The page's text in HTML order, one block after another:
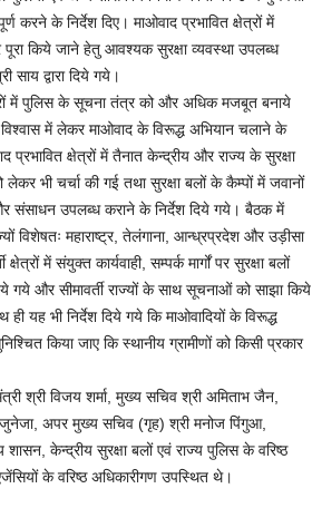
करने के निर्देश दिए। माओवाद प्रभावित क्षेत्रों में
पूरा किये जाने हेतु आवश्यक सुरक्षा व्यवस्था उपलब्ध
साय द्वारा दिये गये।
में पुलिस के सूचना तंत्र को और अधिक मजबूत बनाये
विश्वास में लेकर माओवाद के विरूद्ध अभियान चलाने के
प्रभावित क्षेत्रों में तैनात केन्द्रीय और राज्य के सुरक्षा
भी चर्चा की गई तथा सुरक्षा बलों के कैम्पों में जवानों
संसाधन उपलब्ध कराने के निर्देश दिये गये। बैठक में
विशेषतः महाराष्ट्र, तेलंगाना, आन्ध्रप्रदेश और उड़ीसा
में संयुक्त कार्यवाही, सम्पर्क मार्गों पर सुरक्षा बलों
गये और सीमावर्ती राज्यों के साथ सूचनाओं को साझा किये
ही यह भी निर्देश दिये गये कि माओवादियों के विरूद्ध
किया जाए कि स्थानीय ग्रामीणों को किसी प्रकार
श्री विजय शर्मा, मुख्य सचिव श्री अमिताभ जैन,
अपर मुख्य सचिव (गृह) श्री मनोज पिंगुआ,
केन्द्रीय सुरक्षा बलों एवं राज्य पुलिस के वरिष्ठ
के वरिष्ठ अधिकारीगण उपस्थित थे।